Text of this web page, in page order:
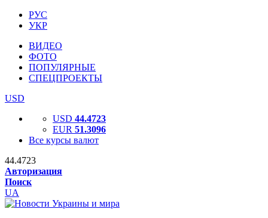
РУС
УКР
ВИДЕО
ФОТО
ПОПУЛЯРНЫЕ
СПЕЦПРОЕКТЫ
USD
USD 44.4723
EUR 51.3096
Все курсы валют
44.4723
Авторизация
Поиск
UA